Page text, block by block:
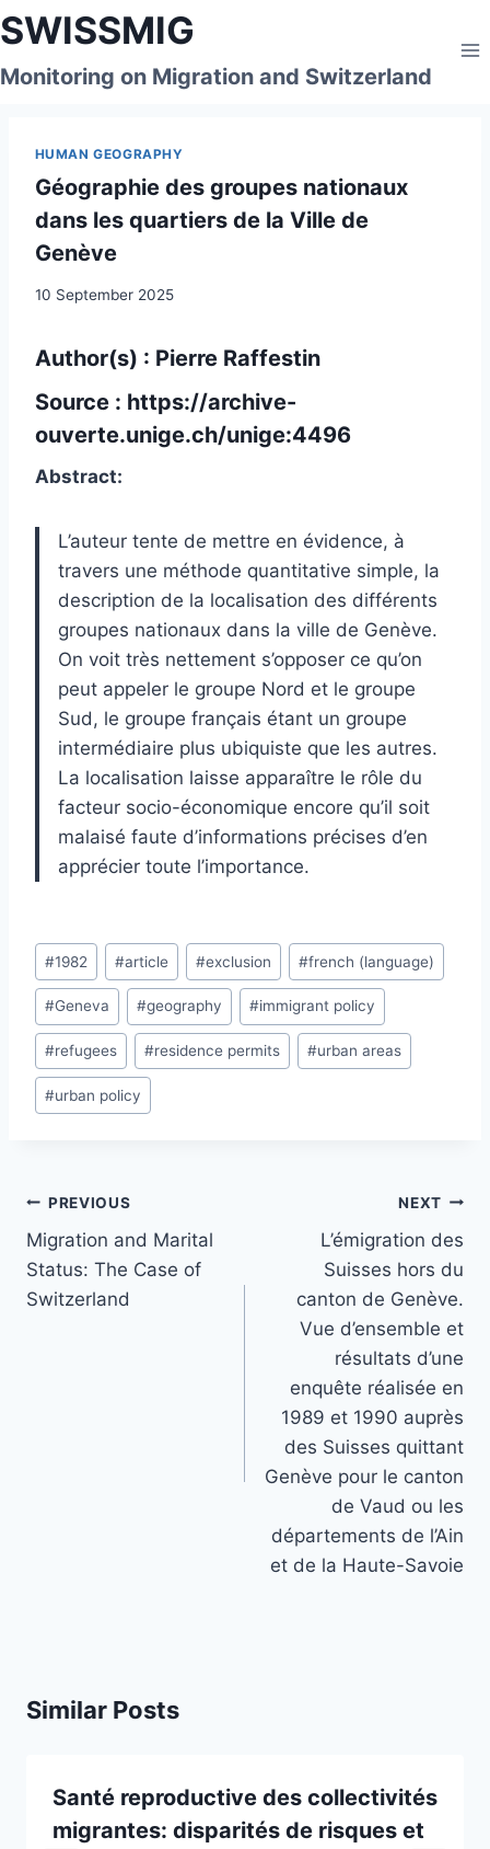
Skip
to
content
SWISSMIG
Monitoring on Migration and Switzerland
HUMAN GEOGRAPHY
Géographie des groupes nationaux
dans les quartiers de la Ville de
Genève
10 September 2025
Author(s) : Pierre Raffestin
Source : https://archive-
ouverte.unige.ch/unige:4496
Abstract:
L’auteur tente de mettre en évidence, à
travers une méthode quantitative simple, la
description de la localisation des différents
groupes nationaux dans la ville de Genève.
On voit très nettement s’opposer ce qu’on
peut appeler le groupe Nord et le groupe
Sud, le groupe français étant un groupe
intermédiaire plus ubiquiste que les autres.
La localisation laisse apparaître le rôle du
facteur socio-économique encore qu’il soit
malaisé faute d’informations précises d’en
apprécier toute l’importance.
Post
Tags:
#1982 #article #exclusion #french (language)
#Geneva #geography #immigrant policy
#refugees #residence permits #urban areas
#urban policy
Post
navigation
PREVIOUS
Migration and Marital
Status: The Case of
Switzerland
NEXT
L’émigration des
Suisses hors du
canton de Genève.
Vue d’ensemble et
résultats d’une
enquête réalisée en
1989 et 1990 auprès
des Suisses quittant
Genève pour le canton
de Vaud ou les
départements de l’Ain
et de la Haute-Savoie
Similar Posts
Santé reproductive des collectivités
migrantes: disparités de risques et